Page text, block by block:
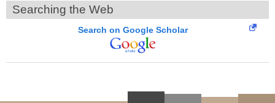
Searching the Web
Search on Google Scholar